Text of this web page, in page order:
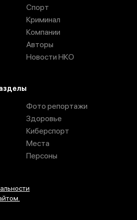
Спорт
Криминал
Компании
Авторы
Новости НКО
Фото репортажи
Здоровье
Киберспорт
Места
Персоны